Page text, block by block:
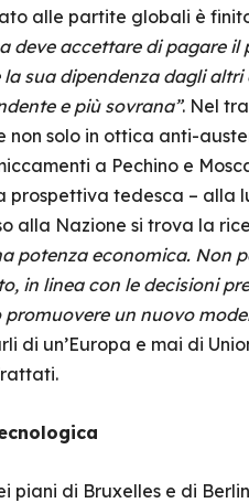
alle partite globali è
deve accettare di pagare
sua dipendenza dagli
e più sovrana”. Nel
non solo in ottica anti-
a Pechino e
prospettiva tedesca –
alla Nazione si trova la
potenza economica. Non
in linea con le decisioni
promuovere un nuovo
di un’Europa e mai di
piani di Bruxelles e di